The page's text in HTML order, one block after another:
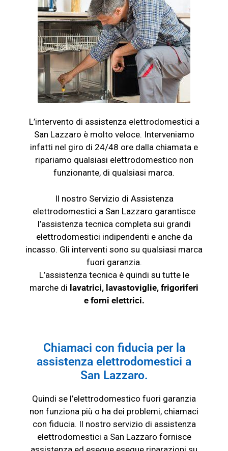
L’intervento di assistenza elettrodomestici a
San Lazzaro è molto veloce. Interveniamo
infatti nel giro di 24/48 ore dalla chiamata e
ripariamo qualsiasi elettrodomestico non
funzionante, di qualsiasi marca.
Il nostro Servizio di Assistenza
elettrodomestici a San Lazzaro garantisce
l’assistenza tecnica completa sui grandi
elettrodomestici indipendenti e anche da
incasso. Gli interventi sono su qualsiasi marca
fuori garanzia.
L’assistenza tecnica è quindi su tutte le
marche di lavatrici, lavastoviglie, frigoriferi
e forni elettrici.
Chiamaci con fiducia per la
assistenza elettrodomestici a
San Lazzaro.
Quindi se l’elettrodomestico fuori garanzia
non funziona più o ha dei problemi, chiamaci
con fiducia. Il nostro servizio di assistenza
elettrodomestici a San Lazzaro fornisce